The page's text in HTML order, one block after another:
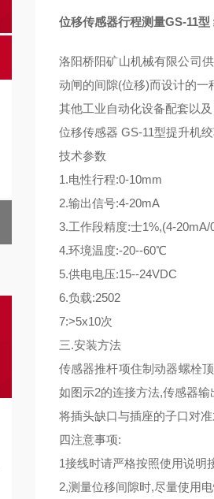
位移传感器行程测量GS-11型
洛阳桥阳矿山机械有限公司
动闸的间隙(位移)而设计的
其他工业自动化设备配套以
位移传感器 GS-11型提升机
技术参数
1.电性行程:0-10mm
2.输出信号:4-20mA
3.工作段精度:士1%,(4-
4.环境温度:-20--60℃
5.供电电压:15--24VDC
6.负载:2502
7:>5x10次
三.安装方法
传感器推杆项住制动器螺栓
如图示2的连接方法,传感器
将插头缺口与插座的子口对
四注意事项:
1接线时请严格按照使用说明
2,测量位移间隙时,尽量使用电